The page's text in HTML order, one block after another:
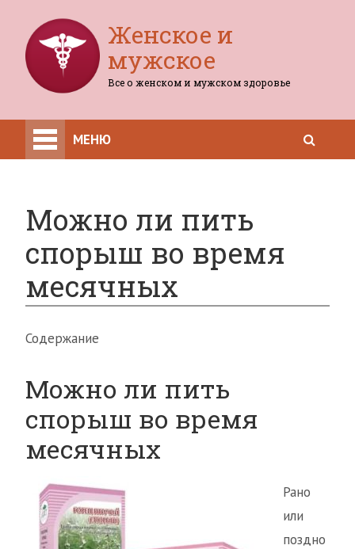
Женское и
мужское
Все о женском и мужском здоровье
МЕНЮ
Можно ли пить
спорыш во время
месячных
Содержание
Можно ли пить
спорыш во время
месячных
Рано
или
поздно